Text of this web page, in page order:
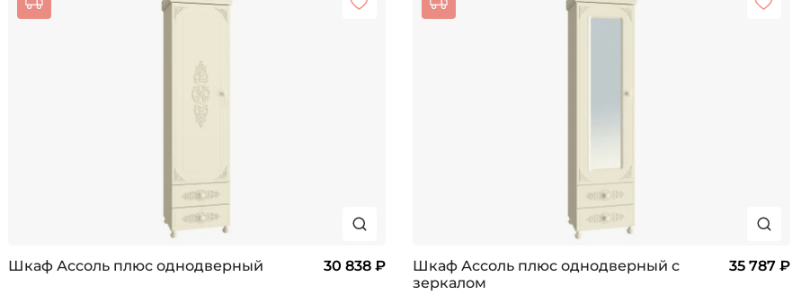
Шкаф Ассоль плюс однодверный 30 838 ₽
Шкаф Ассоль плюс однодверный с
зеркалом
35 787 ₽